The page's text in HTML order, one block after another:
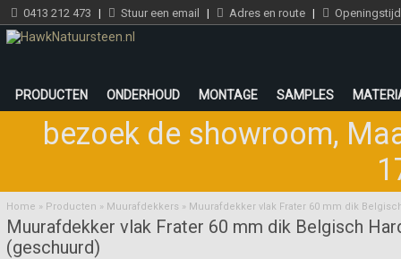
0413 212 473 | Stuur een email | Adres en route |
PRODUCTEN ONDERHOUD MONTAGE SAMPLES
bezoek de showroom,
Home » Producten » Muurafdekkers » Muurafdekker vlak Frater 60 mm dik
Muurafdekker vlak Frater 60 mm dik Belgisch
(geschuurd)